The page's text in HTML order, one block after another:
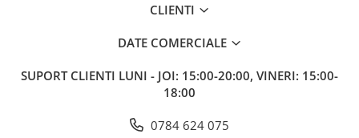
CLIENTI
DATE COMERCIALE
SUPORT CLIENTI LUNI - JOI: 15:00-20:00, VINERI: 15:00-
18:00
0784 624 075